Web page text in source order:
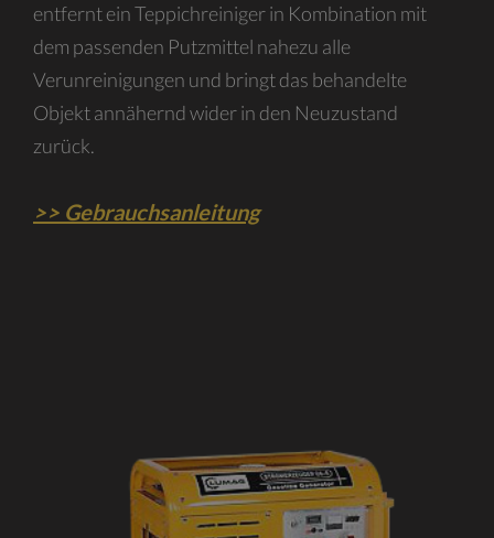
entfernt ein Teppichreiniger in Kombination mit
dem passenden Putzmittel nahezu alle
Verunreinigungen und bringt das behandelte
Objekt annähernd wider in den Neuzustand
zurück.
>> Gebrauchsanleitung